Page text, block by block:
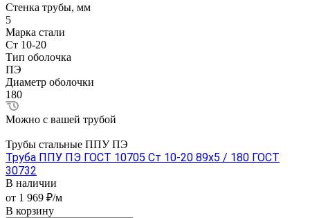
Стенка трубы, мм
5
Марка стали
Ст 10-20
Тип оболочка
ПЭ
Диаметр оболочки
180
Можно с вашей трубой
Трубы стальные ППУ ПЭ
Труба ППУ ПЭ ГОСТ 10705 Ст 10-20 89x5 / 180 ГОСТ
30732
В наличии
от 1 969 ₽/м
В корзину